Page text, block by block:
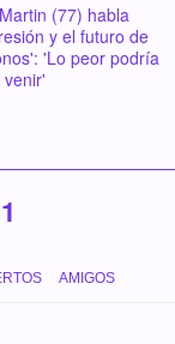
(77) habla
y el futuro de
'Lo peor podría
1
AMIGOS